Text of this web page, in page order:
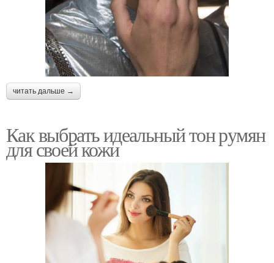
читать дальше →
Как выбрать идеальный тон румян
для своей кожи